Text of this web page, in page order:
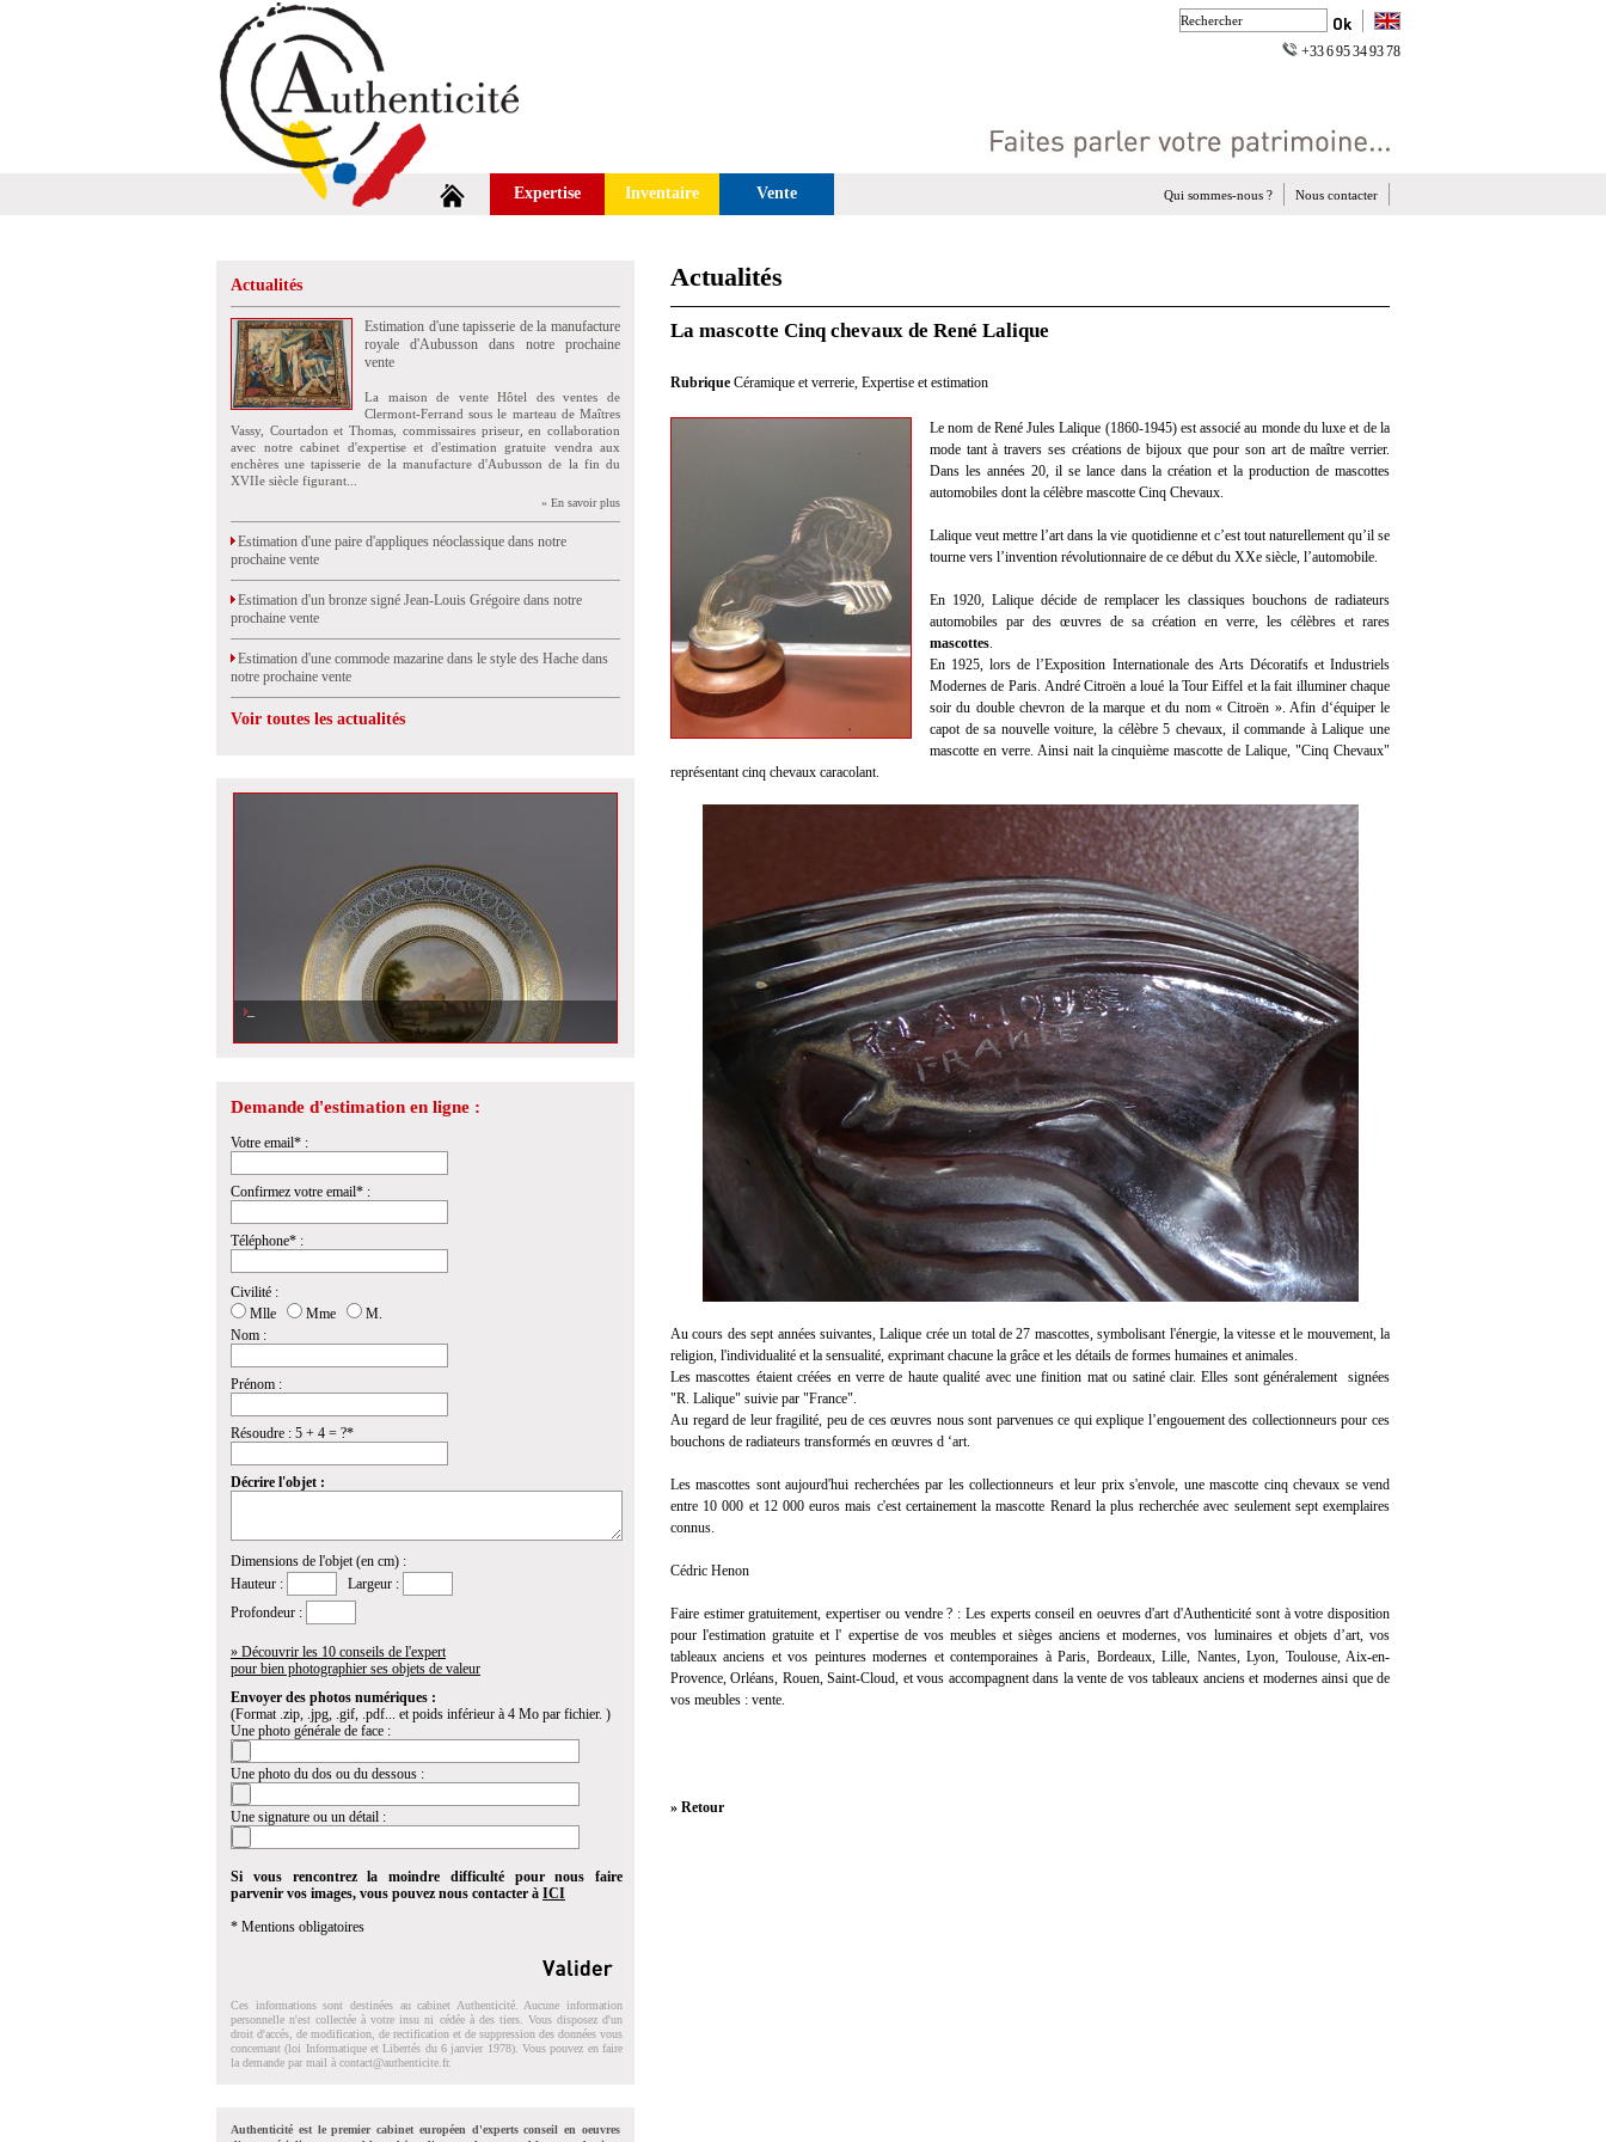
+33 6 95 34 93 78
Expertise Inventaire Vente Nous contacter
Qui sommes-nous ?
Actualités
Estimation d'une tapisserie de la manufacture
royale d'Aubusson dans notre prochaine
vente
La maison de vente Hôtel des ventes de
Clermont-Ferrand sous le marteau de Maîtres
Vassy, Courtadon et Thomas, commissaires priseur, en collaboration
avec notre cabinet d'expertise et d'estimation gratuite vendra aux
enchères une tapisserie de la manufacture d'Aubusson de la fin du
XVIIe siècle figurant...
» En savoir plus
Estimation d'une paire d'appliques néoclassique dans notre
prochaine vente
Estimation d'un bronze signé Jean-Louis Grégoire dans notre
prochaine vente
Estimation d'une commode mazarine dans le style des Hache dans
notre prochaine vente
Voir toutes les actualités
Demande d'estimation en ligne :
Votre email* :
Confirmez votre email* :
Téléphone* :
Civilité :
Mlle
Mme
M.
Nom :
Prénom :
Résoudre : 5 + 4 = ?*
Décrire l'objet :
Dimensions de l'objet (en cm) :
Hauteur :
Largeur :
Profondeur :
» Découvrir les 10 conseils de l'expert
pour bien photographier ses objets de valeur
Envoyer des photos numériques :
(Format .zip, .jpg, .gif, .pdf... et poids inférieur à 4 Mo par fichier. )
Une photo générale de face :
Une photo du dos ou du dessous :
Une signature ou un détail :
Si vous rencontrez la moindre difficulté pour nous faire
parvenir vos images, vous pouvez nous contacter à ICI
* Mentions obligatoires
Ces informations sont destinées au cabinet Authenticité. Aucune information
personnelle n'est collectée à votre insu ni cédée à des tiers. Vous disposez d'un
droit d'accés, de modification, de rectification et de suppression des données vous
concernant (loi Informatique et Libertés du 6 janvier 1978). Vous pouvez en faire
la demande par mail à contact@authenticite.fr.
Authenticité est le premier cabinet européen d'experts conseil en oeuvres
Actualités
La mascotte Cinq chevaux de René Lalique
Rubrique Céramique et verrerie, Expertise et estimation
Le nom de René Jules Lalique (1860-1945) est associé au monde du luxe et de la
mode tant à travers ses créations de bijoux que pour son art de maître verrier.
Dans les années 20, il se lance dans la création et la production de mascottes
automobiles dont la célèbre mascotte Cinq Chevaux.
Lalique veut mettre l’art dans la vie quotidienne et c’est tout naturellement qu’il se
tourne vers l’invention révolutionnaire de ce début du XXe siècle, l’automobile.
En 1920, Lalique décide de remplacer les classiques bouchons de radiateurs
automobiles par des œuvres de sa création en verre, les célèbres et rares
mascottes.
En 1925, lors de l’Exposition Internationale des Arts Décoratifs et Industriels
Modernes de Paris. André Citroën a loué la Tour Eiffel et la fait illuminer chaque
soir du double chevron de la marque et du nom « Citroën ». Afin d‘équiper le
capot de sa nouvelle voiture, la célèbre 5 chevaux, il commande à Lalique une
mascotte en verre. Ainsi nait la cinquième mascotte de Lalique, "Cinq Chevaux"
représentant cinq chevaux caracolant.
Au cours des sept années suivantes, Lalique crée un total de 27 mascottes, symbolisant l'énergie, la vitesse et le mouvement, la
religion, l'individualité et la sensualité, exprimant chacune la grâce et les détails de formes humaines et animales.
Les mascottes étaient créées en verre de haute qualité avec une finition mat ou satiné clair. Elles sont généralement signées
"R. Lalique" suivie par "France".
Au regard de leur fragilité, peu de ces œuvres nous sont parvenues ce qui explique l’engouement des collectionneurs pour ces
bouchons de radiateurs transformés en œuvres d ‘art.
Les mascottes sont aujourd'hui recherchées par les collectionneurs et leur prix s'envole, une mascotte cinq chevaux se vend
entre 10 000 et 12 000 euros mais c'est certainement la mascotte Renard la plus recherchée avec seulement sept exemplaires
connus.
Cédric Henon
Faire estimer gratuitement, expertiser ou vendre ? : Les experts conseil en oeuvres d'art d'Authenticité sont à votre disposition
pour l'estimation gratuiteet l' expertisede vos meubles et sièges anciens et modernes, vos luminaires et objets d’art, vos
tableaux anciens et vos peintures modernes et contemporaines à Paris, Bordeaux, Lille, Nantes, Lyon, Toulouse, Aix-en-
Provence, Orléans, Rouen, Saint-Cloud, et vous accompagnent dans la vente de vos tableaux anciens et modernes ainsi que de
vos meubles : vente.
» Retour